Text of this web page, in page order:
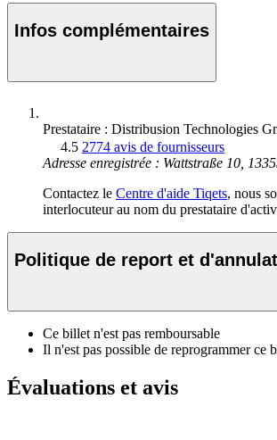
Infos complémentaires
Prestataire : Distribusion Technologies
4.5 2774 avis de fournisseurs
Adresse enregistrée : Wattstraße 10,
Contactez le Centre d'aide Tiqets, nous
interlocuteur au nom du prestataire
Politique de report et
Ce billet n'est pas remboursable
Il n'est pas possible de reprogrammer ce
Évaluations et avis